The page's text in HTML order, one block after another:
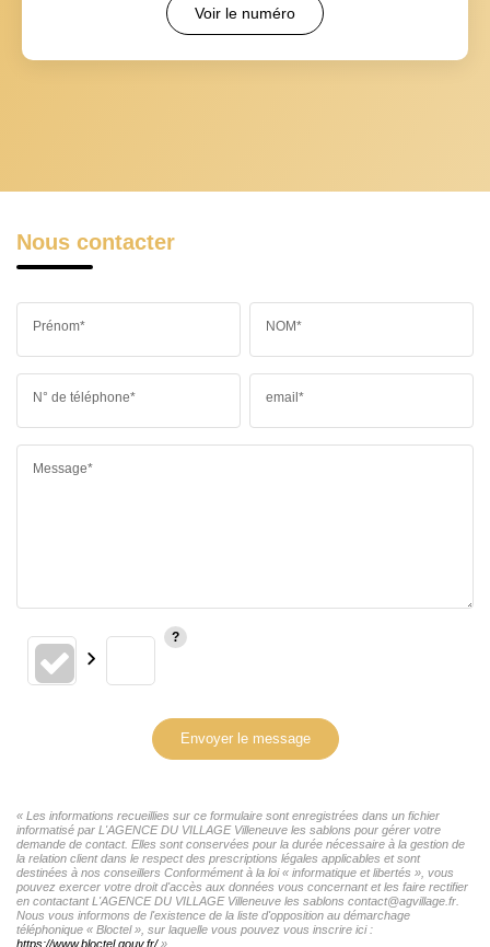
Voir le numéro
Nous contacter
Prénom* NOM*
N° de téléphone* email*
Message*
Envoyer le message
« Les informations recueillies sur ce formulaire sont enregistrées dans un fichier
informatisé par L'AGENCE DU VILLAGE Villeneuve les sablons pour gérer votre
demande de contact. Elles sont conservées pour la durée nécessaire à la gestion de
la relation client dans le respect des prescriptions légales applicables et sont
destinées à nos conseillers Conformément à la loi « informatique et libertés », vous
pouvez exercer votre droit d'accès aux données vous concernant et les faire rectifier
en contactant L'AGENCE DU VILLAGE Villeneuve les sablons contact@agvillage.fr.
Nous vous informons de l'existence de la liste d'opposition au démarchage
téléphonique « Bloctel », sur laquelle vous pouvez vous inscrire ici :
https://www.bloctel.gouv.fr/»